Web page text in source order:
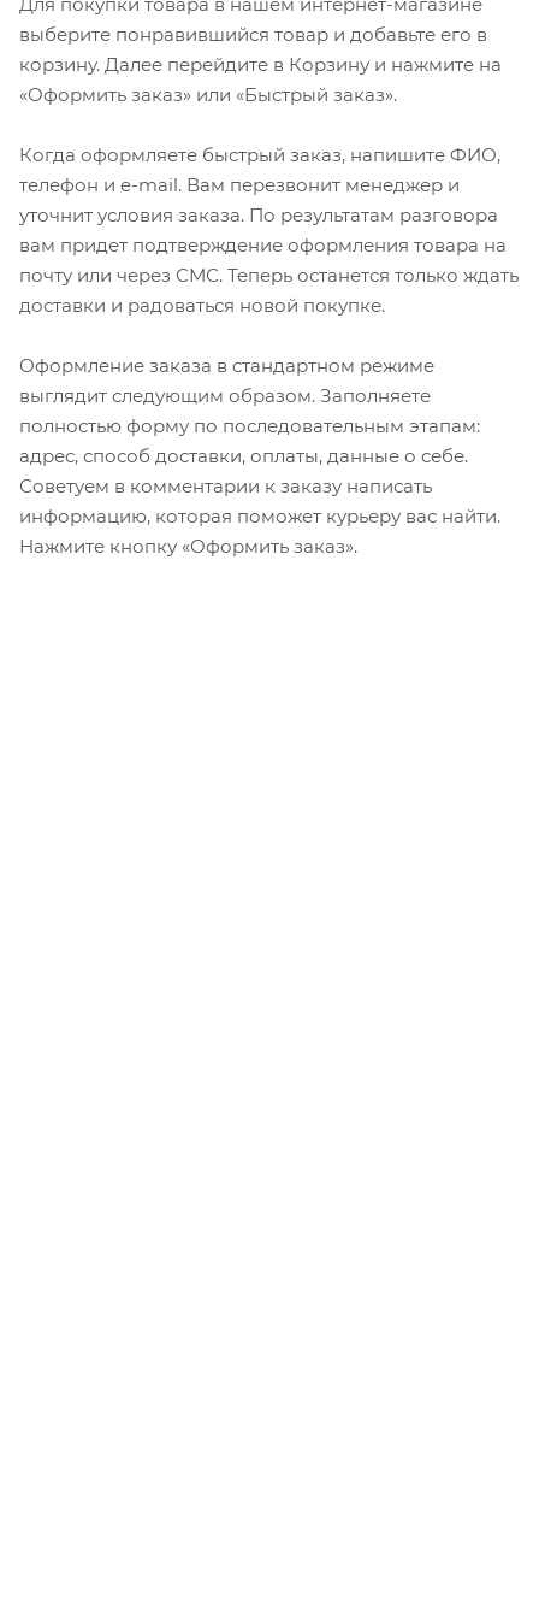
выберите понравившийся товар и добавьте его в
корзину. Далее перейдите в Корзину и нажмите на
«Оформить заказ» или «Быстрый заказ».
Когда оформляете быстрый заказ, напишите ФИО,
телефон и e-mail. Вам перезвонит менеджер и
уточнит условия заказа. По результатам разговора
вам придет подтверждение оформления товара на
почту или через СМС. Теперь останется только ждать
доставки и радоваться новой покупке.
Оформление заказа в стандартном режиме
выглядит следующим образом. Заполняете
полностью форму по последовательным этапам:
адрес, способ доставки, оплаты, данные о себе.
Советуем в комментарии к заказу написать
информацию, которая поможет курьеру вас найти.
Нажмите кнопку «Оформить заказ».